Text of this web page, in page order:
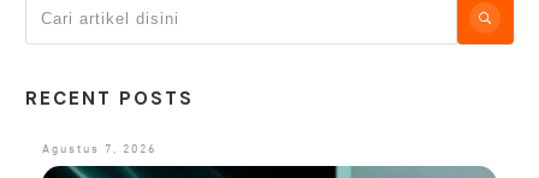
RECENT POSTS
Agustus 7, 2026